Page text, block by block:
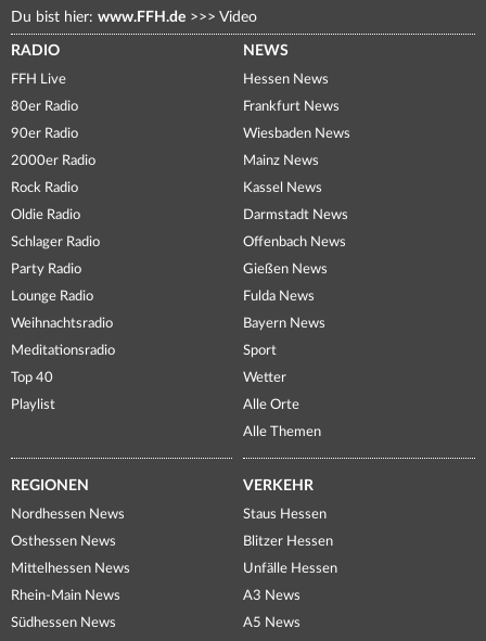
Du bist hier: www.FFH.de >>> Video
RADIO
FFH Live
80er Radio
90er Radio
2000er Radio
Rock Radio
Oldie Radio
Schlager Radio
Party Radio
Lounge Radio
Weihnachtsradio
Meditationsradio
Top 40
Playlist
NEWS
Hessen News
Frankfurt News
Wiesbaden News
Mainz News
Kassel News
Darmstadt News
Offenbach News
Gießen News
Fulda News
Bayern News
Sport
Wetter
Alle Orte
Alle Themen
REGIONEN
Nordhessen News
Osthessen News
Mittelhessen News
Rhein-Main News
Südhessen News
VERKEHR
Staus Hessen
Blitzer Hessen
Unfälle Hessen
A3 News
A5 News